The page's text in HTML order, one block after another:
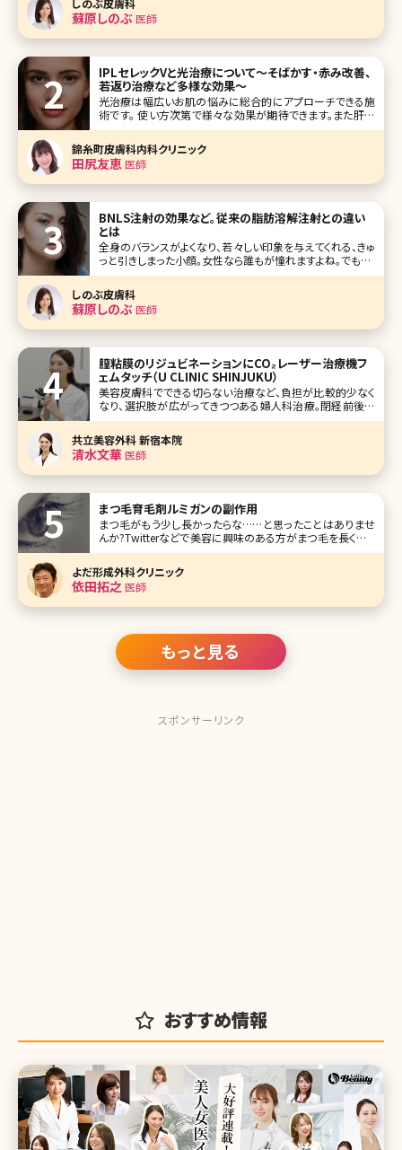
が高い イ
しのぶ皮膚科
蘇原しのぶ医師
IPLセレックVと光治療について〜そばかす・赤み改善、
若返り治療など多様な効果〜
光治療は幅広いお肌の悩みに総合的にアプローチできる施
術です。 使い方次第で様々な効果が期待できます。また肝斑
がある方は不用意に施術すると悪化するリスクもあります。
光治療とはどんなものか、効果や受けない方がいい場合、セ
レックVという光治療機にフォーカスして説明しています。ど
んな治療か気になる方は是非
錦糸町皮膚科内科クリニック
田尻友恵医師
BNLS注射の効果など。従来の脂肪溶解注射との違い
とは
全身のバランスがよくなり、若々しい印象を与えてくれる、きゅ
っと引きしまった小顔。女性なら誰もが憧れますよね。でも、リ
ンパマッサージやむくみ予防のケアを続けているのに、なか
なか顔が痩せないという方も多いのではないでしょうか。中
には「痩せているけれど、顔には脂肪がついている」という方
もいるかもしれません
しのぶ皮膚科
蘇原しのぶ医師
膣粘膜のリジュビネーションにCO₂レーザー治療機フ
ェムタッチ（U CLINIC SHINJUKU）
美容皮膚科でできる切らない治療など、負担が比較的少なく
なり、選択肢が広がってきつつある婦人科治療。閉経前後の
女性、産後の女性、ホルモンバランスを崩した若い女性のデリ
ケートゾーンの悩みを解消するレーザー治療機の「フェムタ
ッチ」について、U CLINIC SHINJUKU（ユークリニック新宿）の
日原文華
共立美容外科 新宿本院
清水文華医師
まつ毛育毛剤ルミガンの副作用
まつ毛がもう少し長かったらな……と思ったことはありませ
んか?Twitterなどで美容に興味のある方がまつ毛を長くした
いというツイートを見かけることも多いですが、そこでおすす
めされているのがまつ毛育毛に効果があると言われている
ルミガン。2014年にはついに日本でも「グラッシュビスタ」の
名で、まつ毛貧
よだ形成外科クリニック
依田拓之医師
もっと見る
スポンサーリンク
おすすめ情報